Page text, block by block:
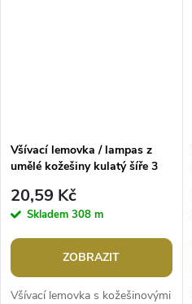
Všívací lemovka / lampas z
umělé kožešiny kulatý šíře 3
20,59 Kč
Skladem 308 m
ZOBRAZIT
Všívací lemovka s kožešinovými